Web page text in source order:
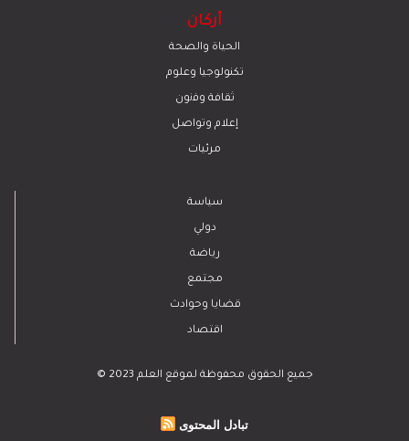
أركان
الحياة والصحة
تكنولوجيا وعلوم
ﺛﻘﺎﻓﺔ وﻓﻧون
إعلام وتواصل
مرئيات
سياسة
دولي
رياضة
مجتمع
قضايا وحوادث
اقتصاد
© 2023 جميع الحقوق محفوظة لموقع العلم
تبادل المحتوى